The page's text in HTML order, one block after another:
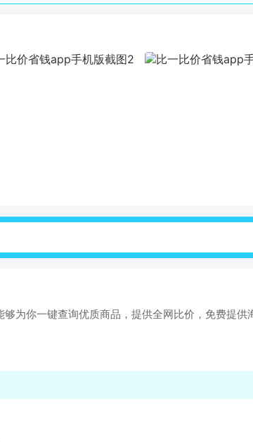
为你一键查询优质商品，提供全网比价，免费提